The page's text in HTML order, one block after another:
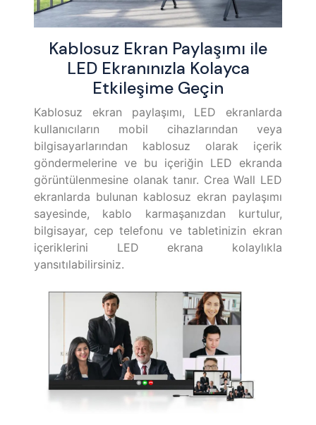
Kablosuz Ekran Paylaşımı ile
LED Ekranınızla Kolayca
Etkileşime Geçin
Kablosuz ekran paylaşımı, LED ekranlarda
kullanıcıların mobil cihazlarından veya
bilgisayarlarından kablosuz olarak içerik
göndermelerine ve bu içeriğin LED ekranda
görüntülenmesine olanak tanır. Crea Wall LED
ekranlarda bulunan kablosuz ekran paylaşımı
sayesinde, kablo karmaşanızdan kurtulur,
bilgisayar, cep telefonu ve tabletinizin ekran
içeriklerini LED ekrana kolaylıkla
yansıtılabilirsiniz.